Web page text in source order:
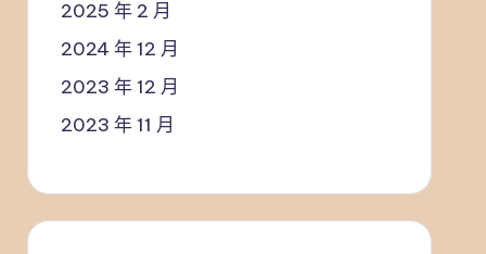
2025 年 2 月
2024 年 12 月
2023 年 12 月
2023 年 11 月